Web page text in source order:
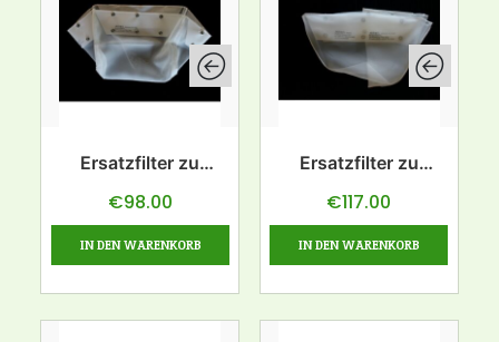
Ersatzfilter zu
Ölfilter 28L
€98.00
IN DEN WARENKORB
Ersatzfilter zu
Ölfilter 28L-rund
€117.00
IN DEN WARENKORB